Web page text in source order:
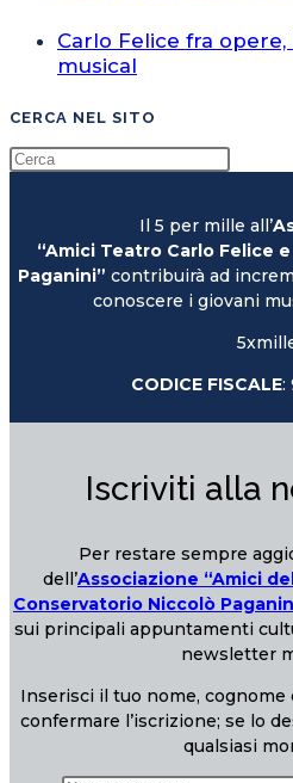
Carlo Felice fra
musical
CERCA NEL SITO
Il 5 per mille all’
“Amici Teatro Carlo Felice
Paganini” contribuirà ad
conoscere i giovani
CODICE FISCALE:
Iscriviti alla
Per restare sempre
dell’Associazione “Amici
Conservatorio Niccolò
sui principali appuntamenti
newsletter
Inserisci il tuo nome,
confermare l’iscrizione; se lo
qualsiasi